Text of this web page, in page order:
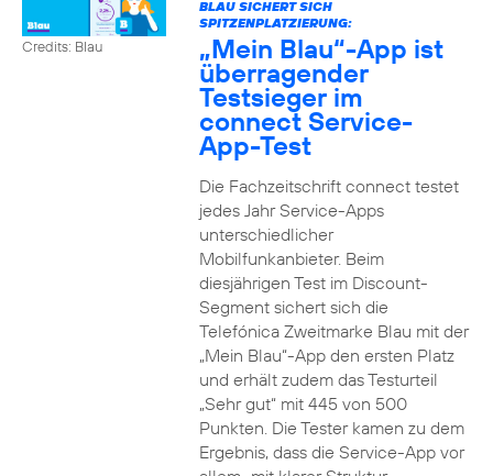
Credits: Blau
BLAU SICHERT SICH
SPITZENPLATZIERUNG:
„Mein Blau“-App ist
überragender
Testsieger im
connect Service-
App-Test
Die Fachzeitschrift connect testet
jedes Jahr Service-Apps
unterschiedlicher
Mobilfunkanbieter. Beim
diesjährigen Test im Discount-
Segment sichert sich die
Telefónica Zweitmarke Blau mit der
„Mein Blau“-App den ersten Platz
und erhält zudem das Testurteil
„Sehr gut“ mit 445 von 500
Punkten. Die Tester kamen zu dem
Ergebnis, dass die Service-App vor